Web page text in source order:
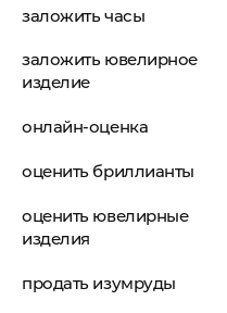
заложить часы
заложить ювелирное
изделие
онлайн-оценка
оценить бриллианты
оценить ювелирные
изделия
продать изумруды